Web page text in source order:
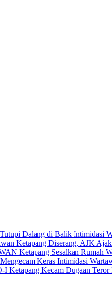
Dalang di Balik Intimidasi
Ketapang Diserang, AJK
Ketapang Sesalkan Rumah
Keras Intimidasi
I Ketapang Kecam Dugaan